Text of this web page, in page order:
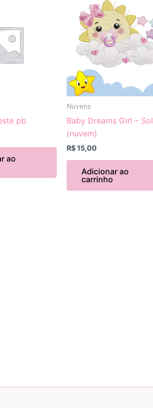
pb
ao
Nuvens
Baby Dreams Girl – Sol
(nuvem)
R$15,00
Adicionar ao
carrinho